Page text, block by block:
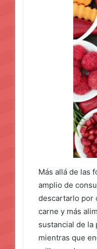
Más allá de las
amplio de
descartarlo por
carne y más
sustancial de la
mientras que